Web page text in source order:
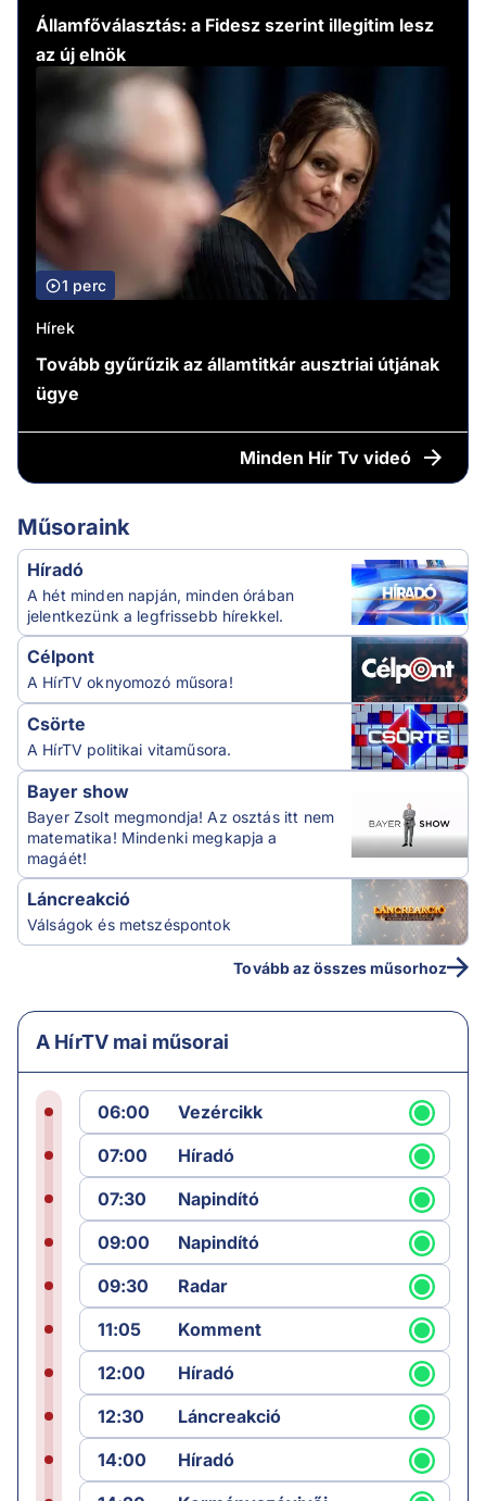
Államfőválasztás: a Fidesz szerint illegitim lesz
az új elnök
1 perc
Hírek
Tovább gyűrűzik az államtitkár ausztriai útjának
ügye
Minden Hír Tv videó
Műsoraink
Híradó
A hét minden napján, minden órában
jelentkezünk a legfrissebb hírekkel.
Célpont
A HírTV oknyomozó műsora!
Csörte
A HírTV politikai vitaműsora.
Bayer show
Bayer Zsolt megmondja! Az osztás itt nem
matematika! Mindenki megkapja a
magáét!
Láncreakció
Válságok és metszéspontok
Tovább az összes műsorhoz
A HírTV mai műsorai
06:00
Vezércikk
07:00
Híradó
07:30
Napindító
09:00
Napindító
09:30
Radar
11:05
Komment
12:00
Híradó
12:30
Láncreakció
14:00
Híradó